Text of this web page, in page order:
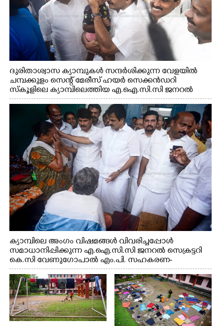
ദുരിതാശ്വാസ ക്യാമ്പുകൾ സന്ദർശിക്കുന്ന വേളയിൽ
ചമ്പക്കുളം സെന്റ് മേരീസ് ഹയർ സെക്കൻഡറി
സ്കൂളിലെ ക്യാമ്പിലെത്തിയ എ.ഐ.സി.സി ജനറൽ
സെക്രട്ടറി കെ.സി വേണുഗോപാൽ എം.പി കുരുന്നിനെ
എടുത്ത് ലാളിച്ചപ്പോൾ. സഹകരണ-എക്സൈസ്
വകുപ്പ് മന്ത്രി എം. ലിജു, കൃഷിവകുപ്പ് മന്ത്രി ടി. സിദ്ദിഖ്,
റെജി ചെറിയാൻ എം. എൽ. എ എന്നിവർ സമീപം
ക്യാമ്പിലെ അംഗം വിഷമങ്ങൾ വിവരിച്ചപ്പോൾ
സമാധാനിപ്പിക്കുന്ന എ.ഐ.സി.സി ജനറൽ സെക്രട്ടറി
കെ.സി വേണുഗോപാൽ എം.പി. സഹകരണ-
എക്സൈസ് വകുപ്പ് മന്ത്രി എം. ലിജു, എന്നിവർ